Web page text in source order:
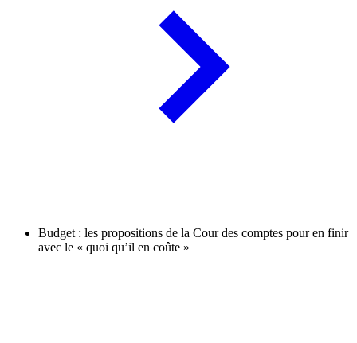
Budget : les propositions de la Cour des comptes pour en finir
avec le « quoi qu’il en coûte »